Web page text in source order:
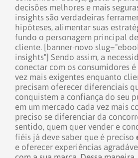
decisões melhores e mais
insights são verdadeiras
hipóteses, alimentar suas
fundo o personagem principal
cliente. [banner-novo
insights"]Sendo assim, a
conectar com os consumidores é
vez mais exigentes enquanto
precisam oferecer diferenciais
conquistem a confiança do seu
em um mercado cada vez mais
preciso se diferenciar da
sentido, quem quer vender e
fiéis já deve saber que é preciso
e oferecer experiências